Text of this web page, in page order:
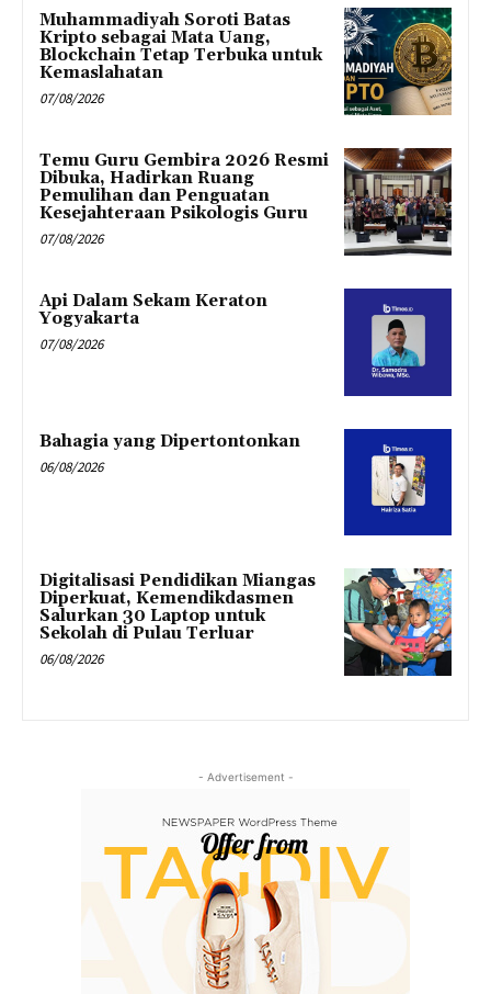
Muhammadiyah Soroti Batas
Kripto sebagai Mata Uang,
Blockchain Tetap Terbuka untuk
Kemaslahatan
07/08/2026
Temu Guru Gembira 2026 Resmi
Dibuka, Hadirkan Ruang
Pemulihan dan Penguatan
Kesejahteraan Psikologis Guru
07/08/2026
Api Dalam Sekam Keraton
Yogyakarta
07/08/2026
Bahagia yang Dipertontonkan
06/08/2026
Digitalisasi Pendidikan Miangas
Diperkuat, Kemendikdasmen
Salurkan 30 Laptop untuk
Sekolah di Pulau Terluar
06/08/2026
- Advertisement -